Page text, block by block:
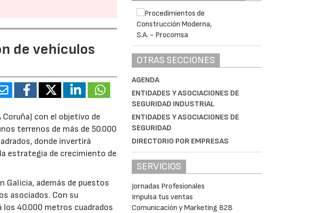
de vehículos
con el objetivo de
terrenos de más de 50.000
donde invertirá
estrategia de crecimiento de
Galicia, además de puestos
asociados. Con su
los 40.000 metros cuadrados
OTRAS SECCIONES
AGENDA
ENTIDADES Y ASOCIACIONES DE
SEGURIDAD INDUSTRIAL
ENTIDADES Y ASOCIACIONES DE
SEGURIDAD
DIRECTORIO POR EMPRESAS
SERVICIOS
Jornadas Profesionales
Impulsa tus ventas
Comunicación y Marketing B2B